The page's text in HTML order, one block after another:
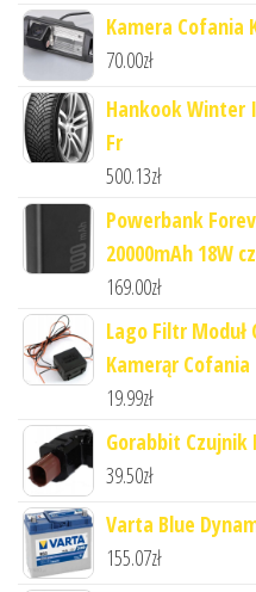
Kamera Cofania
70.00zł
Hankook Winter I
Fr
500.13zł
Powerbank
20000mAh 18W
169.00zł
Lago Filtr Moduł
Kamerąr Cofania
19.99zł
Gorabbit Czujnik
39.50zł
Varta Blue
155.07zł